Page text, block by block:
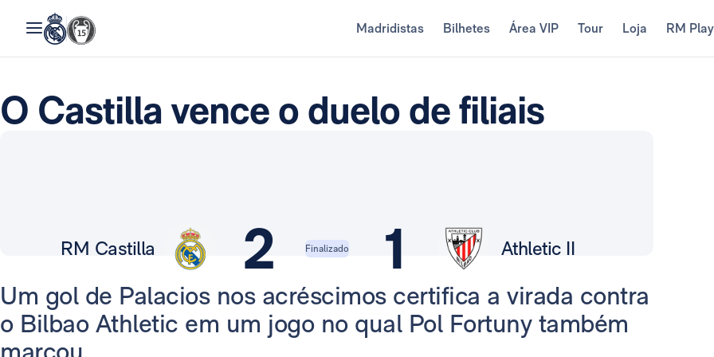
Madridistas Bilhetes Área VIP Tour Loja RM Play
O Castilla vence o duelo de filiais
2 1
RM Castilla Finalizado Athletic II
Um gol de Palacios nos acréscimos certifica a virada contra
o Bilbao Athletic em um jogo no qual Pol Fortuny também
marcou.